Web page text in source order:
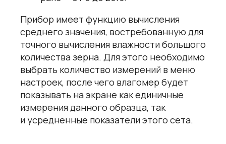
Прибор имеет функцию вычисления
среднего значения, востребованную для
точного вычисления влажности большого
количества зерна. Для этого необходимо
выбрать количество измерений в меню
настроек, после чего влагомер будет
показывать на экране как единичные
измерения данного образца, так
и усредненные показатели этого сета.